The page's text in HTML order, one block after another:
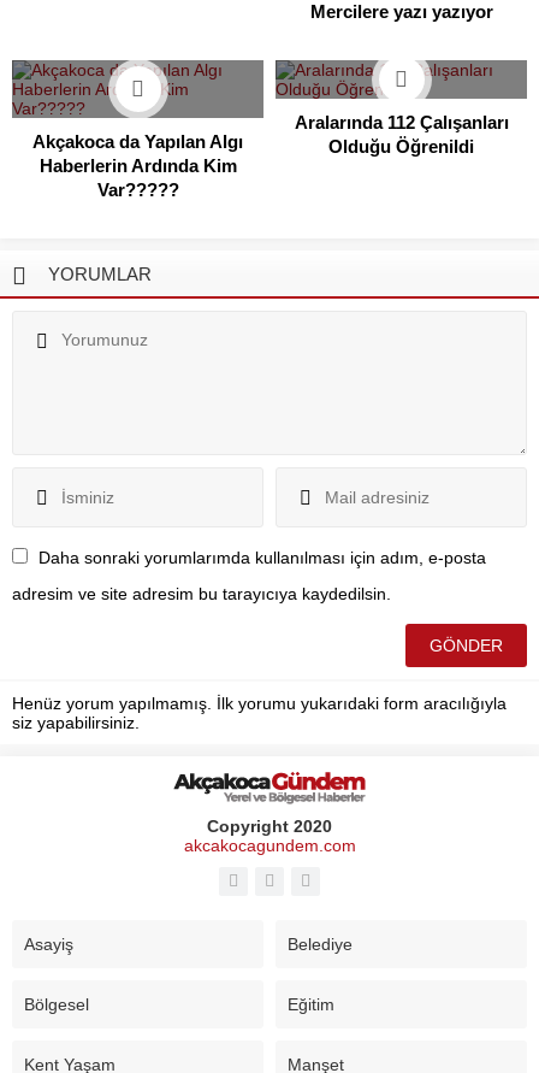
Mercilere yazı yazıyor
Akçakoca da Yapılan Algı
Haberlerin Ardında Kim
Var?????
Aralarında 112 Çalışanları
Olduğu Öğrenildi
YORUMLAR
Daha sonraki yorumlarımda kullanılması için adım, e-posta
adresim ve site adresim bu tarayıcıya kaydedilsin.
Henüz yorum yapılmamış. İlk yorumu yukarıdaki form aracılığıyla
siz yapabilirsiniz.
Copyright 2020
akcakocagundem.com
Asayiş Belediye
Bölgesel Eğitim
Kent Yaşam Manşet